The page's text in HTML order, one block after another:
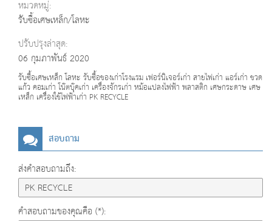
หมวดหมู่:
รับซื้อเศษเหล็ก/โลหะ
ปรับปรุงล่าสุด:
06 กุมภาพันธ์ 2020
รับซื้อเศษเหล็ก โลหะ รับซื้อของเก่าโรงแรม เฟอร์นิเจอร์เก่า สายไฟเก่า แอร์เก่า ขวด
แก้ว คอมเก่า โน๊ตบุ๊คเก่า เครื่องจักรเก่า หม้อแปลงไฟฟ้า พลาสติก เศษกระดาษ เศษ
เหล็ก เครื่องใช้ไฟฟ้าเก่า PK RECYCLE
สอบถาม
ส่งคำสอบถามถึง:
คำสอบถามของคุณคือ (*):